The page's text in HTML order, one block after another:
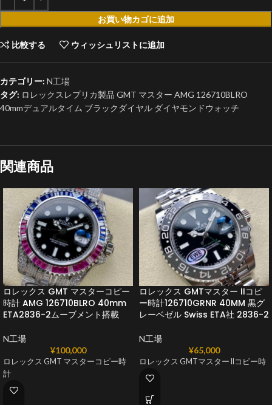
お買い物カゴに追加
比較する ウィッシュリストに追加
カテゴリー: N工場
タグ: ロレックスレプリカ製品 GMT マスター AMG 126710BLRO
40mmデュアルタイム ブラックダイヤル ダイヤモンドウォッチ
関連商品
ロレックス GMT マスターコピー
時計 AMG 126710BLRO 40mm
ETA2836-2ムーブメント搭載
N工場
¥100,000
ロレックス GMT マスターコピー時
計
ロレックス GMTマスター IIコピ
ー時計126710GRNR 40MM 黒グ
レーベゼル Swiss ETA社 2836-2
N工場
¥65,000
ロレックス GMTマスター IIコピー時